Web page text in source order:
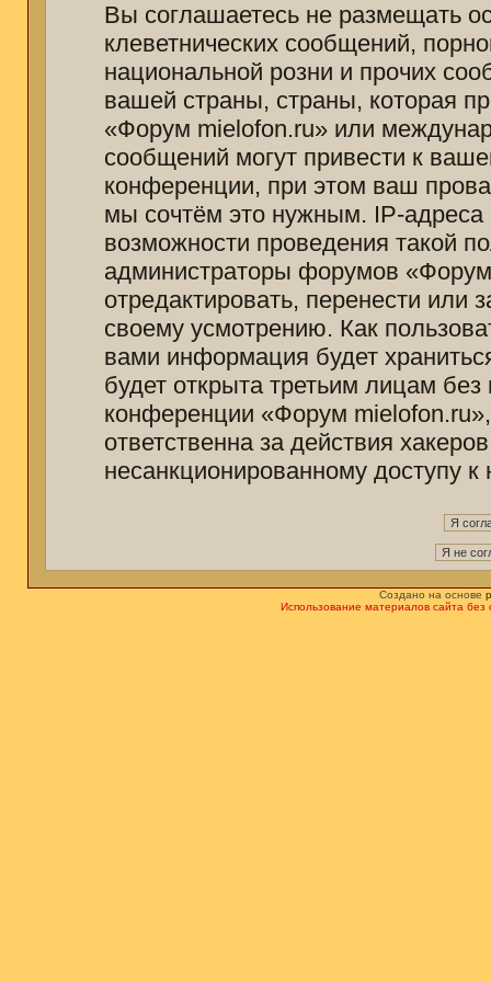
Вы соглашаетесь не размещать
клеветнических сообщений,
национальной розни и прочих
вашей страны, страны, которая
«Форум mielofon.ru» или
сообщений могут привести к
конференции, при этом ваш
мы сочтём это нужным. IP-
возможности проведения такой
администраторы форумов
отредактировать, перенести
своему усмотрению. Как
вами информация будет
будет открыта третьим лицам
конференции «Форум
ответственна за действия
несанкционированному доступу к
Создано на основе
Использование материалов сайта